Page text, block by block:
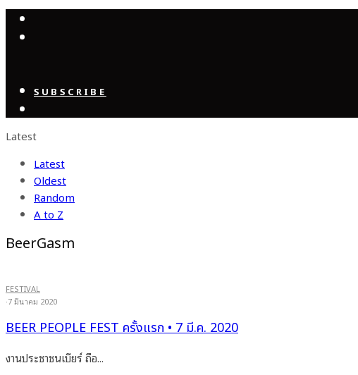
SUBSCRIBE
Latest
Latest
Oldest
Random
A to Z
BeerGasm
FESTIVAL
·7 มีนาคม 2020
BEER PEOPLE FEST ครั้งแรก • 7 มี.ค. 2020
งานประชาชนเบียร์ ถือ...